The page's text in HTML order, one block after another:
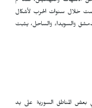
خلال سنوات الحرب لأشكال
والسويداء والساحل، يثبت
بعض المناطق السورية على يد